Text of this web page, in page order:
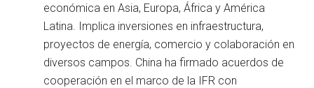
económica en Asia, Europa, África y América
Latina. Implica inversiones en infraestructura,
proyectos de energía, comercio y colaboración en
diversos campos. China ha firmado acuerdos de
cooperación en el marco de la IFR con